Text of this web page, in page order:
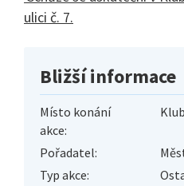
ulici č. 7.
Bližší informace
Místo konání
akce:
Pořadatel:
Typ akce: